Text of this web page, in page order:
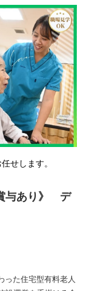
せします。
与あり》 デ
った住宅型有料老人